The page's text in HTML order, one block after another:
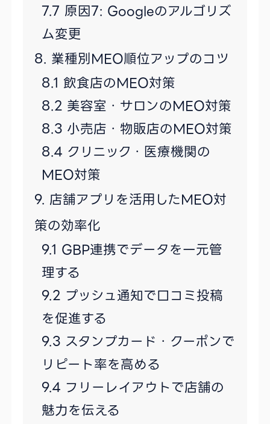
原因7: Googleのアルゴリズ
ム変更
業種別MEO順位アップのコツ
飲食店のMEO対策
美容室・サロンのMEO対策
小売店・物販店のMEO対策
クリニック・医療機関の
MEO対策
店舗アプリを活用したMEO対
策の効率化
GBP連携でデータを一元管
理する
プッシュ通知で口コミ投稿
を促進する
スタンプカード・クーポンで
リピート率を高める
フリーレイアウトで店舗の
魅力を伝える